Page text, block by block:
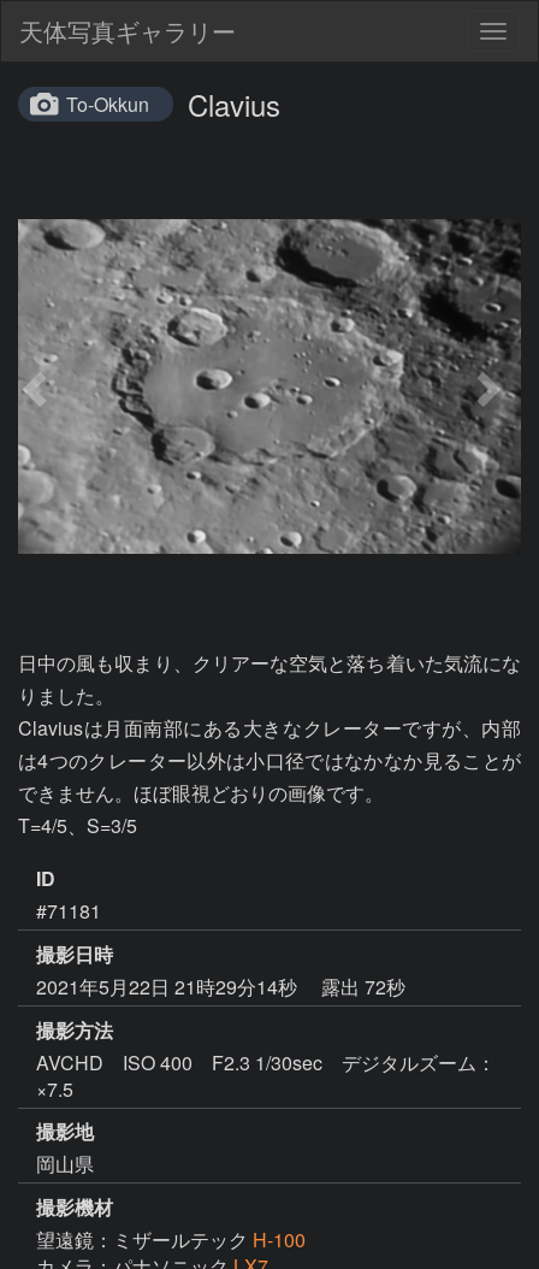
天体写真ギャラリー
To-Okkun Clavius
日中の風も収まり、クリアーな空気と落ち着いた気流にな
りました。
Claviusは月面南部にある大きなクレーターですが、内部
は4つのクレーター以外は小口径ではなかなか見ることが
できません。ほぼ眼視どおりの画像です。
T=4/5、S=3/5
ID
#71181
撮影日時
2021年5月22日 21時29分14秒
露出 72秒
撮影方法
AVCHD ISO 400 F2.3 1/30sec デジタルズーム：
×7.5
撮影地
岡山県
撮影機材
望遠鏡：ミザールテック H-100